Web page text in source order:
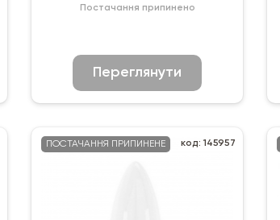
Постачання припинено
Переглянути
ПОСТАЧАННЯ ПРИПИНЕНЕ код: 145957